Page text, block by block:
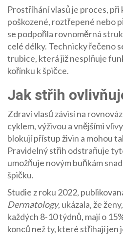
Prostříhání vlasůje proces,
poškozené, roztřepené nebo
se podpořila rovnoměrná
celé délky. Technicky řečeno
trubice, která již nesplňuje
kořínku k špičce.
Jak střih
Zdraví vlasů závisí na
cyklem, výživou a vnějšími
blokují přístup živin a mohou
Pravidelný střih odstraňuje
umožňuje novým buňkám
špičku.
Studie z roku 2022,
Dermatology, ukázala, že
každých 8-10 týdnů, mají o
konců než ty, které stříhají jen